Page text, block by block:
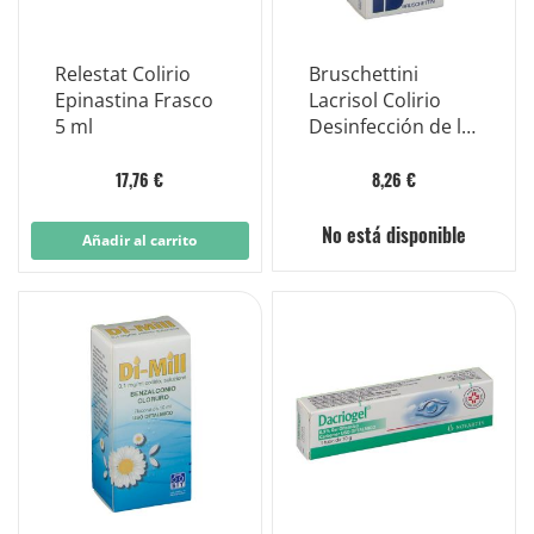
Relestat Colirio
Epinastina Frasco
5 ml
17,76 €
Añadir al carrito
Bruschettini
Lacrisol Colirio
Desinfección de la
Frasco 10ml
8,26 €
No está disponible